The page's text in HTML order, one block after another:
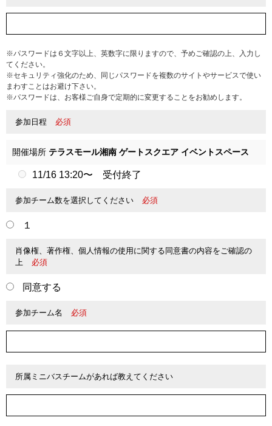
※パスワードは６文字以上、英数字に限りますので、予めご確認の上、入力し
てください。
※セキュリティ強化のため、同じパスワードを複数のサイトやサービスで使い
まわすことはお避け下さい。
※パスワードは、お客様ご自身で定期的に変更することをお勧めします。
参加日程 必須
開催場所 テラスモール湘南 ゲートスクエア イベントスペース
11/16 13:20〜 受付終了
参加チーム数を選択してください 必須
１
肖像権、著作権、個人情報の使用に関する同意書の内容をご確認の
上
必須
同意する
参加チーム名 必須
所属ミニバスチームがあれば教えてください